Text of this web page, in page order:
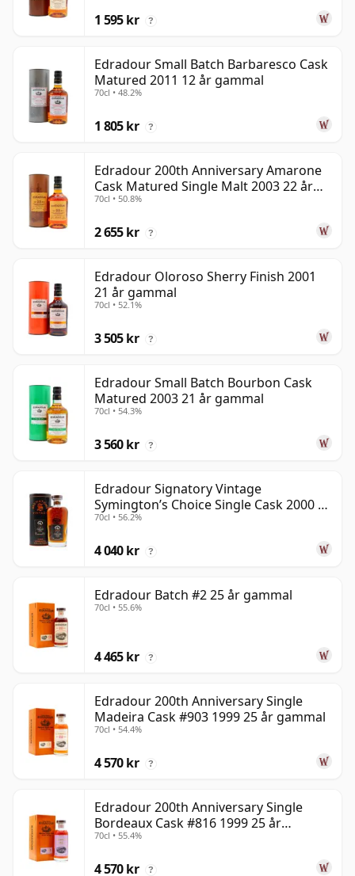
1 595 kr ?
Edradour Small Batch Barbaresco Cask
Matured 2011 12 år gammal
70cl • 48.2%
1 805 kr ?
Edradour 200th Anniversary Amarone
Cask Matured Single Malt 2003 22 år
gammal
70cl • 50.8%
2 655 kr ?
Edradour Oloroso Sherry Finish 2001
21 år gammal
70cl • 52.1%
3 505 kr ?
Edradour Small Batch Bourbon Cask
Matured 2003 21 år gammal
70cl • 54.3%
3 560 kr ?
Edradour Signatory Vintage
Symington’s Choice Single Cask 2000 23
år gammal
70cl • 56.2%
4 040 kr ?
Edradour Batch #2 25 år gammal
70cl • 55.6%
4 465 kr ?
Edradour 200th Anniversary Single
Madeira Cask #903 1999 25 år gammal
70cl • 54.4%
4 570 kr ?
Edradour 200th Anniversary Single
Bordeaux Cask #816 1999 25 år
gammal
70cl • 55.4%
4 570 kr ?